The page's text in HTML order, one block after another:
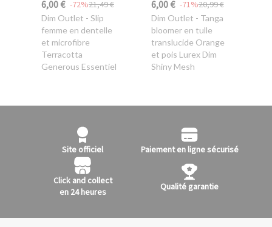
6,00 € 21,49 €
-72%
Dim Outlet - Slip
femme en dentelle
et microfibre
Terracotta
Generous Essentiel
6,00 € 20,99 €
-71%
Dim Outlet - Tanga
bloomer en tulle
translucide Orange
et pois Lurex Dim
Shiny Mesh
Site officiel Paiement en ligne sécurisé
Click and collect
en 24 heures
Qualité garantie